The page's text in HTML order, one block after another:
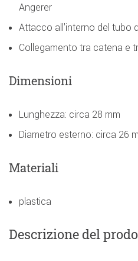
Angerer
Attacco all'interno del tubo
Collegamento tra catena e
Dimensioni
Lunghezza: circa 28 mm
Diametro esterno: circa 26
Materiali
plastica
Descrizione del